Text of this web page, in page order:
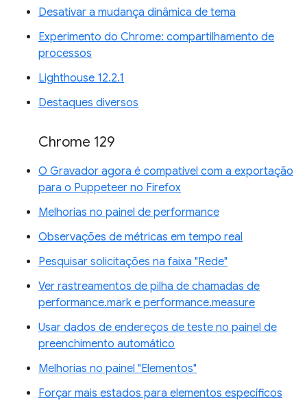
Desativar a mudança dinâmica de tema
Experimento do Chrome: compartilhamento de
processos
Lighthouse 12.2.1
Destaques diversos
Chrome 129
O Gravador agora é compatível com a exportação
para o Puppeteer no Firefox
Melhorias no painel de performance
Observações de métricas em tempo real
Pesquisar solicitações na faixa "Rede"
Ver rastreamentos de pilha de chamadas de
performance.mark e performance.measure
Usar dados de endereços de teste no painel de
preenchimento automático
Melhorias no painel "Elementos"
Forçar mais estados para elementos específicos